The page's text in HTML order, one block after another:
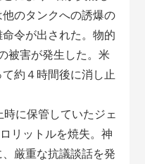
のタンクへの誘爆の
令が出された。物的
被害が発生した。米
約４時間後に消し止
に保管していたジェ
リットルを焼失。神
厳重な抗議談話を発